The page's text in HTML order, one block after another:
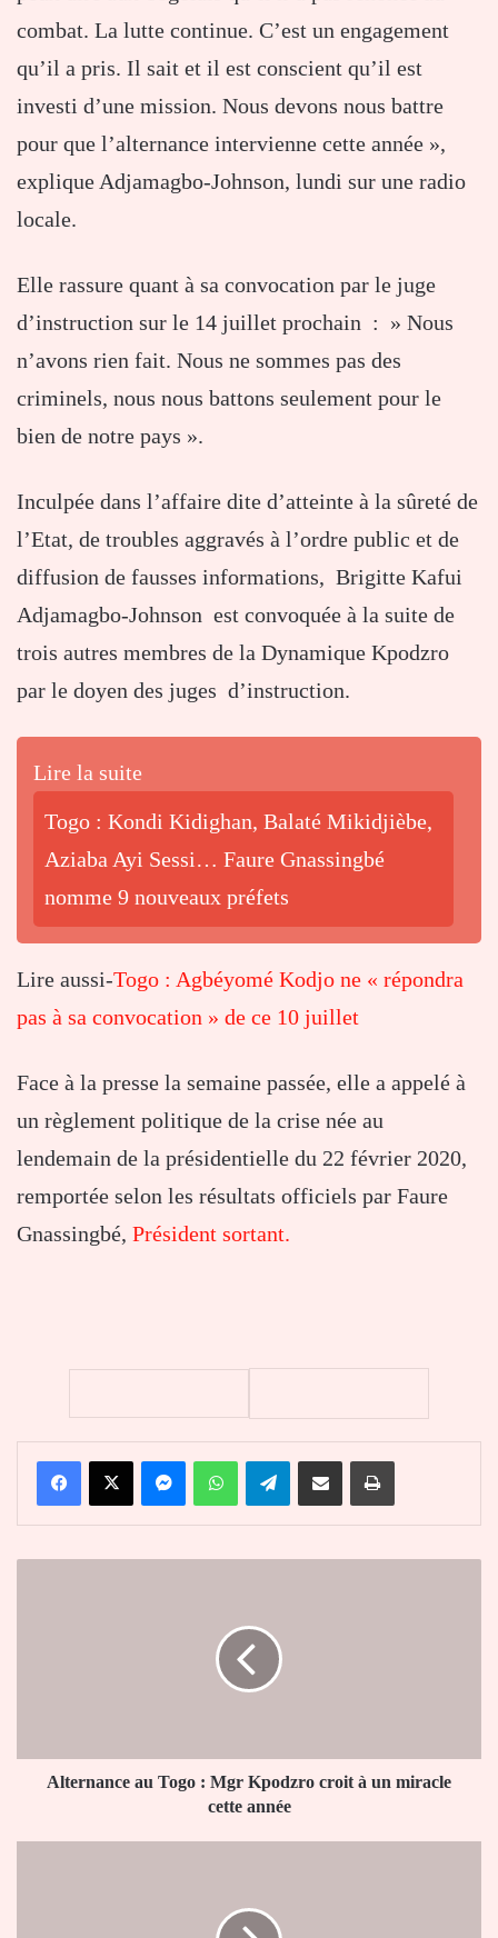
combat. La lutte continue. C’est un engagement
qu’il a pris. Il sait et il est conscient qu’il est
investi d’une mission. Nous devons nous battre
pour que l’alternance intervienne cette année »,
explique Adjamagbo-Johnson, lundi sur une radio
locale.
Elle rassure quant à sa convocation par le juge
d’instruction sur le 14 juillet prochain : » Nous
n’avons rien fait. Nous ne sommes pas des
criminels, nous nous battons seulement pour le
bien de notre pays ».
Inculpée dans l’affaire dite d’atteinte à la sûreté de
l’Etat, de troubles aggravés à l’ordre public et de
diffusion de fausses informations, Brigitte Kafui
Adjamagbo-Johnson est convoquée à la suite de
trois autres membres de la Dynamique Kpodzro
par le doyen des juges d’instruction.
Lire la suite
Togo : Kondi Kidighan, Balaté Mikidjièbe,
Aziaba Ayi Sessi… Faure Gnassingbé
nomme 9 nouveaux préfets
Lire aussi-Togo : Agbéyomé Kodjo ne « répondra
pas à sa convocation » de ce 10 juillet
Face à la presse la semaine passée, elle a appelé à
un règlement politique de la crise née au
lendemain de la présidentielle du 22 février 2020,
remportée selon les résultats officiels par Faure
Gnassingbé, Président sortant.
FacebookX MessengerWhatsAppTelegramPartager par email Imprimer
un
miracleAlternance au Togo : Mgr Kpodzro croit à un miracle
cette année